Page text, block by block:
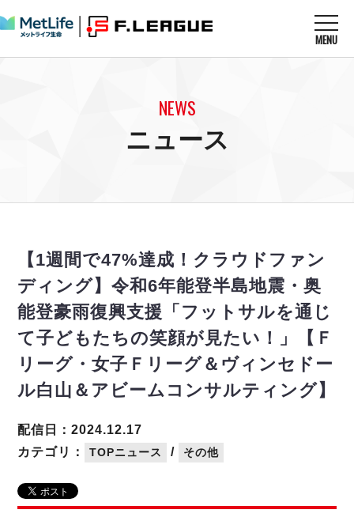
MENU
U-23選抜
メディア情報
フットサル日本代表
その他
戦績表
警告・退場・出場停止選手
個人ランキング｜ゴール
個人ランキング｜シュート
個人ランキング｜シュート成功率
個人ランキング｜第2PK
メットライフ生命Ｆ２リーグ
試合日程
戦績表
警告・退場・出場停止選手
エスポラーダ北海道
バルドラール浦安
フウガドールすみだ
しながわシティ
立川アスレティックFC
ペスカドーラ町田
湘南ベルマーレ
名古屋オーシャンズ
シュライカー大阪
ボルクバレット北九州
バサジィ大分
アリーナ情報 ARENA
リーグ概要 ABOUT US
リーグ概要
日本フットサルリーグについて
リーグ要項
クラブライセンス関連
過去の試合記録
ディビジョン1 試合記録
プロジェクト
ABeam AWARD
DIVISION01
NEWS
ニュース
【1週間で47%達成！クラウドファン
ディング】令和6年能登半島地震・奥
能登豪雨復興支援「フットサルを通じ
て子どもたちの笑顔が見たい！」【Ｆ
リーグ・女子Ｆリーグ＆ヴィンセドー
ル白山＆アビームコンサルティング】
カテゴリ： TOPニュース / その他
配信日：2024.12.17